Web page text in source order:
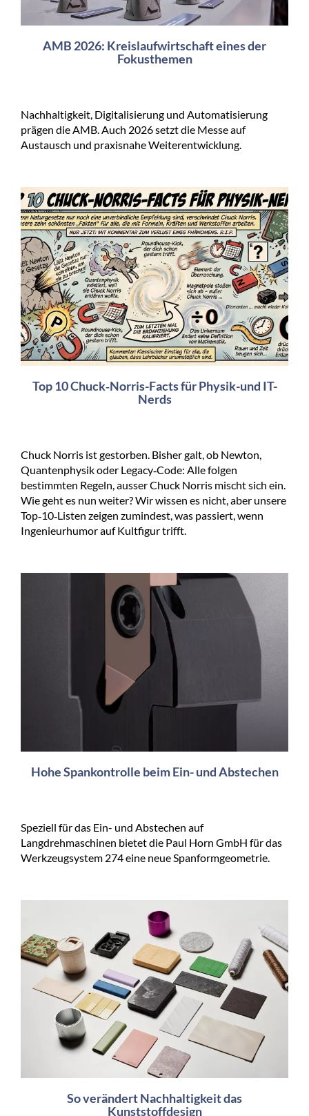
AMB 2026: Kreislaufwirtschaft eines der
Fokusthemen
Nachhaltigkeit, Digitalisierung und Automatisierung
prägen die AMB. Auch 2026 setzt die Messe auf
Austausch und praxisnahe Weiterentwicklung.
Top 10 Chuck‑Norris-Facts für Physik-und IT-
Nerds
Chuck Norris ist gestorben. Bisher galt, ob Newton,
Quantenphysik oder Legacy‑Code: Alle folgen
bestimmten Regeln, ausser Chuck Norris mischt sich ein.
Wie geht es nun weiter? Wir wissen es nicht, aber unsere
Top‑10‑Listen zeigen zumindest, was passiert, wenn
Ingenieurhumor auf Kultfigur trifft.
Hohe Spankontrolle beim Ein- und Abstechen
Speziell für das Ein- und Abstechen auf
Langdrehmaschinen bietet die Paul Horn GmbH für das
Werkzeugsystem 274 eine neue Spanformgeometrie.
So verändert Nachhaltigkeit das
Kunststoffdesign